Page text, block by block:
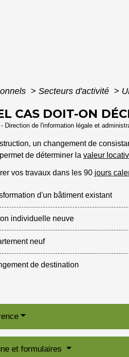
> Secteurs d'activité >
CAS DOIT-ON
Direction de l'information légale et
un changement de
de déterminer la valeur
vos travaux dans les 90 jours
d'un bâtiment existant
individuelle neuve
neuf
de destination
et formulaires